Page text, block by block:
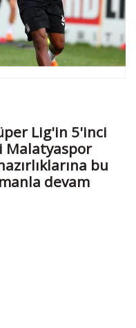
Lig'in 5'inci
Malatyaspor
bu
devam